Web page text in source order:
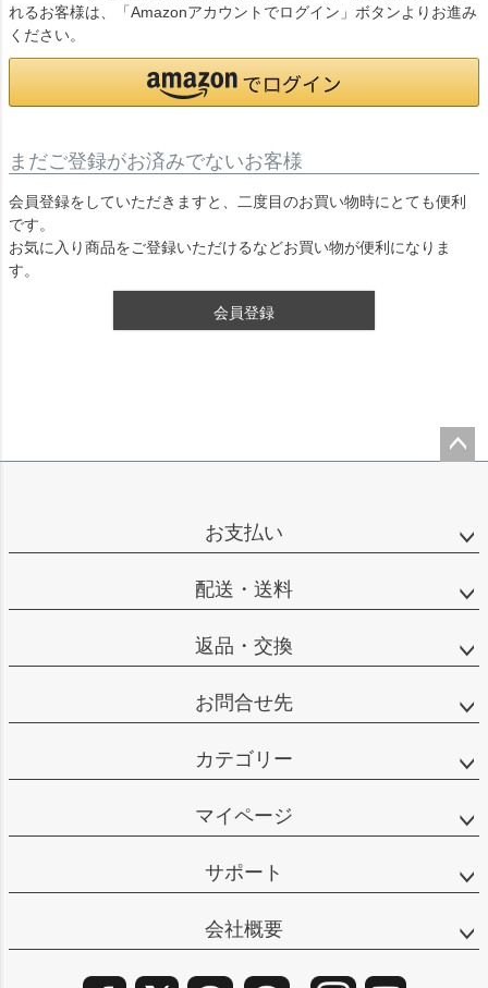
れるお客様は、「Amazonアカウントでログイン」ボタンよりお進み
ください。
まだご登録がお済みでないお客様
会員登録をしていただきますと、二度目のお買い物時にとても便利
です。
お気に入り商品をご登録いただけるなどお買い物が便利になりま
す。
会員登録
お支払い
配送・送料
返品・交換
お問合せ先
カテゴリー
マイページ
サポート
会社概要